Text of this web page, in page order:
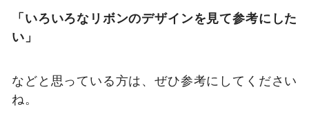
「いろいろなリボンのデザインを見て参考にした
い」
などと思っている方は、ぜひ参考にしてください
ね。